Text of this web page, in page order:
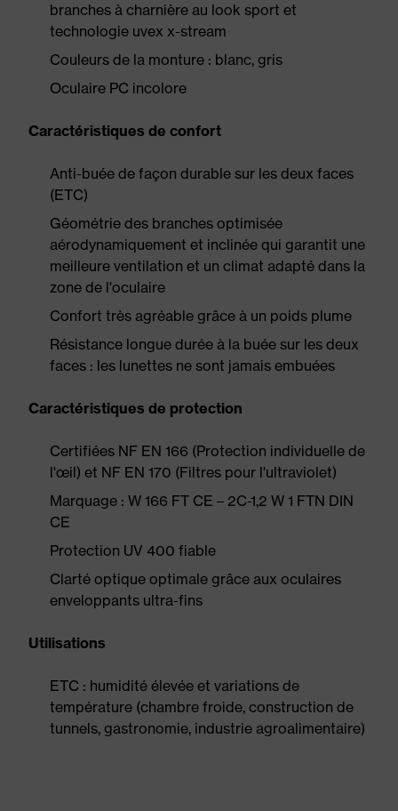
branches à charnière au look sport et
technologie uvex x-stream
Couleurs de la monture : blanc, gris
Oculaire PC incolore
Caractéristiques de confort
Anti-buée de façon durable sur les deux faces
(ETC)
Géométrie des branches optimisée
aérodynamiquement et inclinée qui garantit une
meilleure ventilation et un climat adapté dans la
zone de l'oculaire
Confort très agréable grâce à un poids plume
Résistance longue durée à la buée sur les deux
faces : les lunettes ne sont jamais embuées
Caractéristiques de protection
Certifiées NF EN 166 (Protection individuelle de
l'œil) et NF EN 170 (Filtres pour l'ultraviolet)
Marquage : W 166 FT CE – 2C-1,2 W 1 FTN DIN
CE
Protection UV 400 fiable
Clarté optique optimale grâce aux oculaires
enveloppants ultra-fins
Utilisations
ETC : humidité élevée et variations de
température (chambre froide, construction de
tunnels, gastronomie, industrie agroalimentaire)